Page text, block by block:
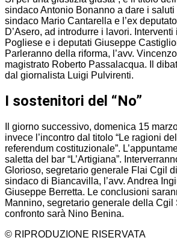
sindaco Antonio Bonanno a dare i saluti
sindaco Mario Cantarella e l’ex
D’Asero, ad introdurre i lavori.
Pogliese e i deputati Giuseppe
Parleranno della riforma, l’avv.
magistrato Roberto Passalacqua. Il
dal giornalista Luigi Pulvirenti.
I sostenitori del “No”
Il giorno successivo, domenica 15
invece l’incontro dal titolo “Le ragioni
referendum costituzionale”.
saletta del bar “L’Artigiana”.
Glorioso, segretario generale Flai Cgil
sindaco di Biancavilla, l’avv. Andrea
Giuseppe Berretta. Le conclusioni
Mannino, segretario generale della Cgil
confronto sarà Nino Benina.
© RIPRODUZIONE RISERVATA